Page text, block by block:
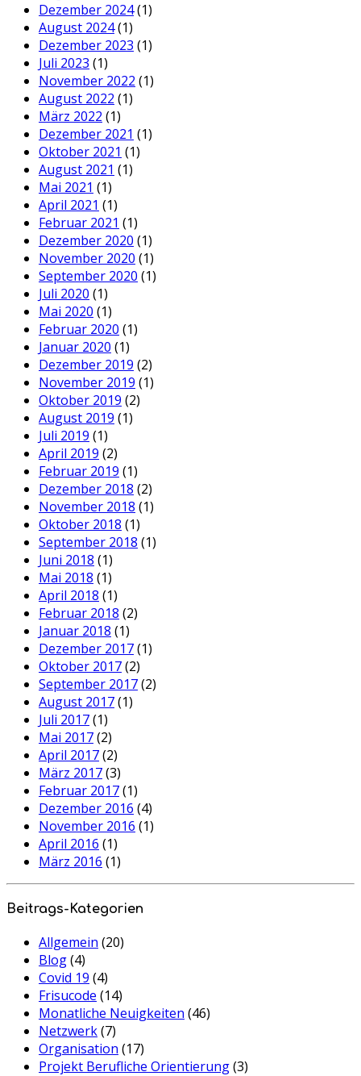
Dezember 2024(1)
August 2024(1)
Dezember 2023 (1)
Juli 2023 (1)
November 2022 (1)
August 2022 (1)
März 2022 (1)
Dezember 2021 (1)
Oktober 2021 (1)
August 2021 (1)
Mai 2021 (1)
April 2021 (1)
Februar 2021 (1)
Dezember 2020 (1)
November 2020 (1)
September 2020 (1)
Juli 2020 (1)
Mai 2020 (1)
Februar 2020 (1)
Januar 2020 (1)
Dezember 2019 (2)
November 2019 (1)
Oktober 2019 (2)
August 2019 (1)
Juli 2019 (1)
April 2019 (2)
Februar 2019 (1)
Dezember 2018 (2)
November 2018 (1)
Oktober 2018 (1)
September 2018 (1)
Juni 2018 (1)
Mai 2018 (1)
April 2018 (1)
Februar 2018 (2)
Januar 2018 (1)
Dezember 2017(1)
Oktober 2017(2)
September 2017(2)
August 2017(1)
Juli 2017(1)
Mai 2017(2)
April 2017(2)
März 2017(3)
Februar 2017(1)
Dezember 2016 (4)
November 2016 (1)
April 2016 (1)
März 2016 (1)
Beitrags-Kategorien
Allgemein (20)
Blog(4)
Covid 19 (4)
Frisucode (14)
Monatliche Neuigkeiten (46)
Netzwerk(7)
Organisation (17)
Projekt Berufliche Orientierung(3)